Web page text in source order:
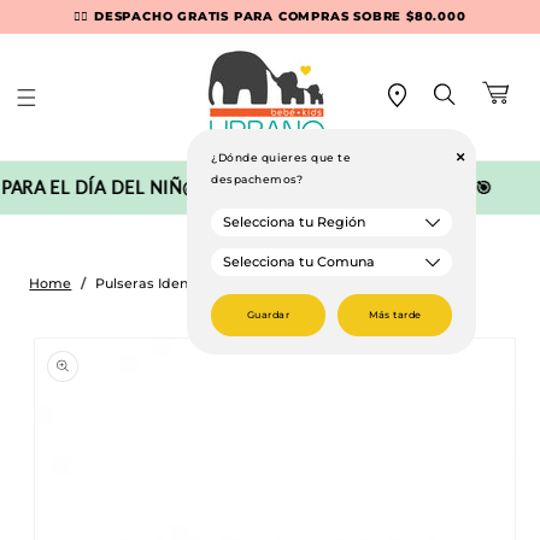
directamente
al contenido
🚛💨 DESPACHO EXPRESS EN RM (Recibe en 90 min)
👉🏻 DESPACHO GRATIS PARA COMPRAS SOBRE $80.000
¿Dónde quieres que te
despachemos?
+
Guardar Más tarde
EL DÍA DEL NIÑ@ CON SUPER DESCUENTOS!! 🧸🎁🎯
Home / Pulseras Identificación de Alergias Infoband Autos
información